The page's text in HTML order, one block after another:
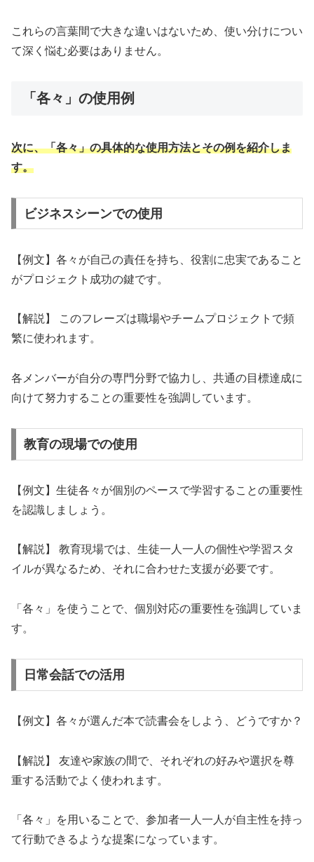
これらの言葉間で大きな違いはないため、使い分けについ
て深く悩む必要はありません。
「各々」の使用例
次に、「各々」の具体的な使用方法とその例を紹介しま
す。
ビジネスシーンでの使用
【例文】各々が自己の責任を持ち、役割に忠実であること
がプロジェクト成功の鍵です。
【解説】 このフレーズは職場やチームプロジェクトで頻
繁に使われます。
各メンバーが自分の専門分野で協力し、共通の目標達成に
向けて努力することの重要性を強調しています。
教育の現場での使用
【例文】生徒各々が個別のペースで学習することの重要性
を認識しましょう。
【解説】 教育現場では、生徒一人一人の個性や学習スタ
イルが異なるため、それに合わせた支援が必要です。
「各々」を使うことで、個別対応の重要性を強調していま
す。
日常会話での活用
【例文】各々が選んだ本で読書会をしよう、どうですか？
【解説】 友達や家族の間で、それぞれの好みや選択を尊
重する活動でよく使われます。
「各々」を用いることで、参加者一人一人が自主性を持っ
て行動できるような提案になっています。